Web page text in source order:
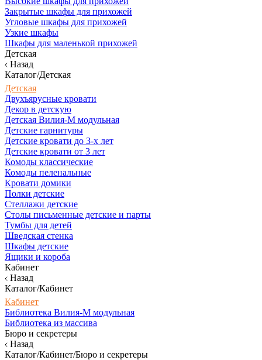
Закрытые шкафы для прихожей
Угловые шкафы для прихожей
Узкие шкафы
Шкафы для маленькой прихожей
Детская
Назад
Каталог/Детская
Детская
Двухъярусные кровати
Декор в детскую
Детская Вилия-М модульная
Детские гарнитуры
Детские кровати до 3-х лет
Детские кровати от 3 лет
Комоды классические
Комоды пеленальные
Кровати домики
Полки детские
Стеллажи детские
Столы письменные детские и парты
Тумбы для детей
Шведская стенка
Шкафы детские
Ящики и короба
Кабинет
Назад
Каталог/Кабинет
Кабинет
Библиотека Вилия-М модульная
Библиотека из массива
Бюро и секретеры
Назад
Каталог/Кабинет/Бюро и секретеры